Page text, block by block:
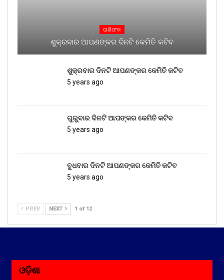
ରାଶିଫଳ
ଶୁକ୍ରବାର ଆପଣଙ୍କର ଦିନଟି କେମିତି କଟିବ
ଶୁକ୍ରବାର ଦିନଟି ଆପଣଙ୍କର କେମିତି କଟିବ
5 years ago
ଗୁରୁବାର ଦିନଟି ଆପଙ୍କର କେମିତି କଟିବ
5 years ago
ବୁଧବାର ଦିନଟି ଆପଣଙ୍କର କେମିତି କଟିବ
5 years ago
PREV NEXT 1 of 12
ଓଡ଼ିଶା